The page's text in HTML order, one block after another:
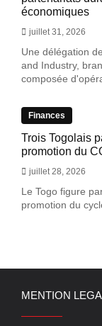
économiques
juillet 31, 2026
Une délégation
and Industry,
composée
Finances
Trois Togolais
promotion du
juillet 28, 2026
Le Togo figure
promotion du
MENTION